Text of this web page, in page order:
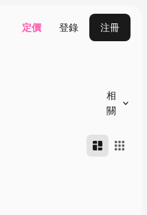
定價 登錄 注冊
相
關